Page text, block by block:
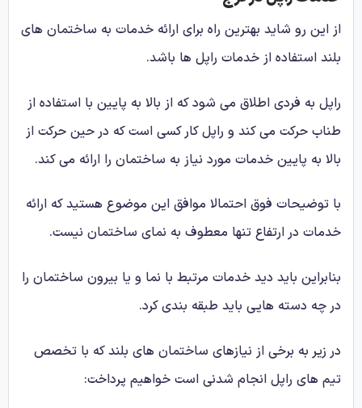
از این رو شاید بهترین راه برای ارائه خدمات به ساختمان های
بلند استفاده از خدمات راپل ها باشد.
راپل به فردی اطلاق می شود که از بالا به پایین با استفاده از
طناب حرکت می کند و راپل کار کسی است که در حین حرکت از
بالا به پایین خدمات مورد نیاز به ساختمان را ارائه می کند.
با توضیحات فوق احتمالا موافق این موضوع هستید که ارائه
خدمات در ارتفاع تنها معطوف به نمای ساختمان نیست.
بنابراین باید دید خدمات مرتبط با نما و یا بیرون ساختمان را
در چه دسته هایی باید طبقه بندی کرد.
در زیر به برخی از نیازهای ساختمان های بلند که با تخصص
تیم های راپل انجام شدنی است خواهیم پرداخت: